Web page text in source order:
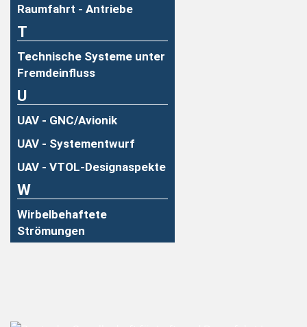
Raumfahrt - Antriebe
T
Technische Systeme unter
Fremdeinfluss
U
UAV - GNC/Avionik
UAV - Systementwurf
UAV - VTOL-Designaspekte
W
Wirbelbehaftete
Strömungen